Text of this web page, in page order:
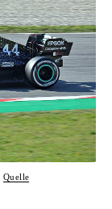
Quelle